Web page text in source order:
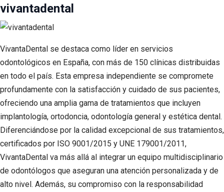
vivantadental
VivantaDental se destaca como líder en servicios
odontológicos en España, con más de 150 clínicas distribuidas
en todo el país. Esta empresa independiente se compromete
profundamente con la satisfacción y cuidado de sus pacientes,
ofreciendo una amplia gama de tratamientos que incluyen
implantología, ortodoncia, odontología general y estética dental.
Diferenciándose por la calidad excepcional de sus tratamientos,
certificados por ISO 9001/2015 y UNE 179001/2011,
VivantaDental va más allá al integrar un equipo multidisciplinario
de odontólogos que aseguran una atención personalizada y de
alto nivel. Además, su compromiso con la responsabilidad